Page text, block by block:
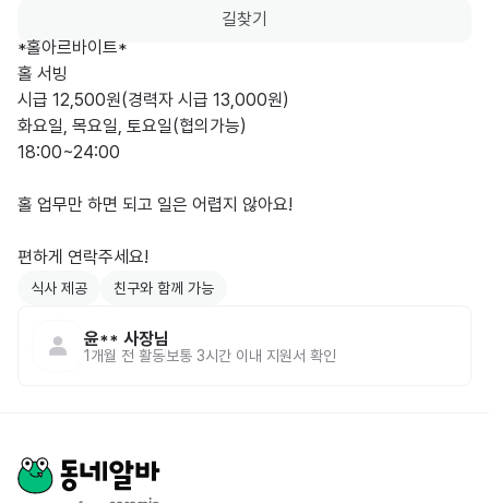
길찾기
*홀아르바이트*
홀 서빙
시급 12,500원(경력자 시급 13,000원)
화요일, 목요일, 토요일(협의가능)
18:00~24:00
홀 업무만 하면 되고 일은 어렵지 않아요!
편하게 연락주세요!
식사 제공 친구와 함께 가능
윤** 사장님
1개월 전 활동 보통 3시간 이내 지원서 확인